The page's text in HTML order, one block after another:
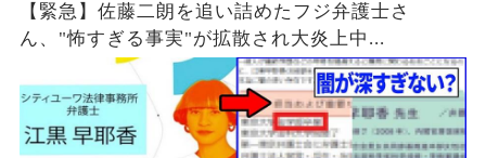
【緊急】佐藤二朗を追い詰めたフジ弁護士さ
ん、"怖すぎる事実"が拡散され大炎上中...